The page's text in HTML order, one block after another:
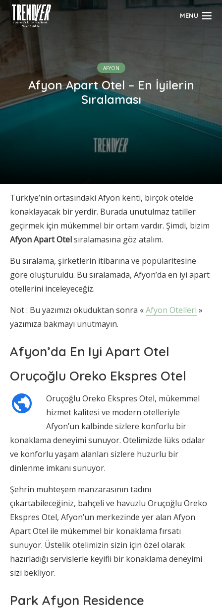
MENU
AFYON
Afyon Apart Otel – En İyilerin
Sıralaması
Türkiye’nin ortasındaki Afyon kenti, birçok otelde
konaklayacak bir yerdir. Burada unutulmaz tatiller
geçirmek için mükemmel bir ortam vardır. Şimdi, bizim
Afyon Apart Otelsıralamasına göz atalım.
Bu sıralama, şirketlerin itibarına ve popülaritesine
göre oluşturuldu. Bu sıralamada, Afyon’da en iyi apart
otellerini inceleyeceğiz.
Not : Bu yazımızı okuduktan sonra «Afyon Otelleri »
yazımıza bakmayı unutmayın.
Afyon’da En Iyi Apart Otel
Oruçoğlu Oreko Ekspres Otel
Oruçoğlu Oreko Ekspres Otel, mükemmel
hizmet kalitesi ve modern otelleriyle
Afyon’un kalbinde sizlere konforlu bir
konaklama deneyimi sunuyor. Otelimizde lüks odalar
ve konforlu yaşam alanları sizlere huzurlu bir
dinlenme imkanı sunuyor.
Şehrin muhteşem manzarasının tadını
çıkartabileceğiniz, bahçeli ve havuzlu Oruçoğlu Oreko
Ekspres Otel, Afyon’un merkezinde yer alan Afyon
Apart Otel ile mükemmel bir konaklama fırsatı
sunuyor. Üstelik otelimizin sizin için özel olarak
hazırladığı servislerle keyifli bir konaklama deneyimi
sizi bekliyor.
Park Afyon Residence